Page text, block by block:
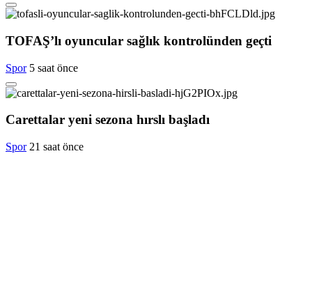
TOFAŞ’lı oyuncular sağlık kontrolünden geçti
Spor 5 saat önce
Carettalar yeni sezona hırslı başladı
Spor 21 saat önce